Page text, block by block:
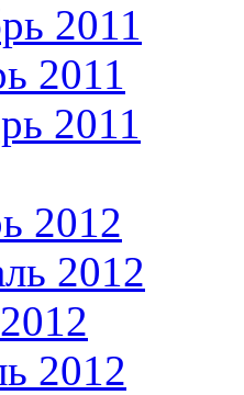
2011
2011
2011
2012
2012
2012